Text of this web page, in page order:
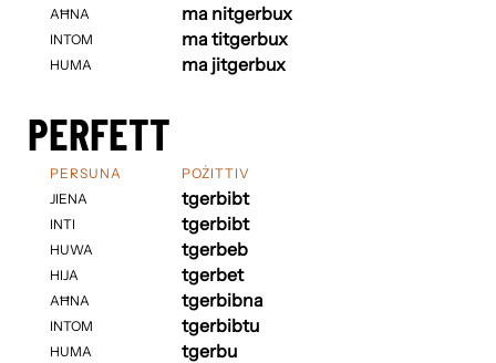
AĦNA
INTOM
HUMA
ma nitgerbux
ma titgerbux
ma jitgerbux
PERFETT
PERSUNA
JIENA
INTI
HUWA
HIJA
AĦNA
INTOM
HUMA
POŻITTIV
tgerbibt
tgerbibt
tgerbeb
tgerbet
tgerbibna
tgerbibtu
tgerbu